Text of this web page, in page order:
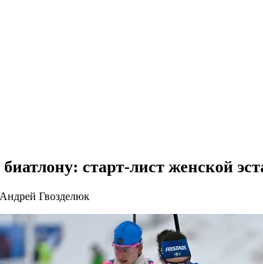
старт-лист женской
Андрей Гвозделюк